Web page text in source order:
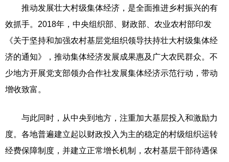
推动发展壮大村级集体经济，是全面推进乡村振兴的有
效抓手。2018年，中央组织部、财政部、农业农村部印发
《关于坚持和加强农村基层党组织领导扶持壮大村级集体经
济的通知》，推动集体经济发展成果惠及广大农民群众。不
少地方开展党支部领办合作社发展集体经济示范行动，带动
增收致富。
与此同时，从中央到地方，注重加大基层投入和激励力
度。各地普遍建立起以财政投入为主的稳定的村级组织运转
经费保障制度，并建立正常增长机制，农村基层干部待遇保